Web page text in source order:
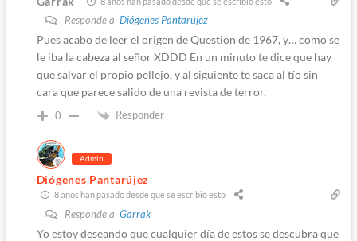
Responde a Diógenes Pantarújez
Pues acabo de leer el origen de Question de 1967, y… como se
le iba la cabeza al señor XDDD En un minuto te dice que hay
que salvar el propio pellejo, y al siguiente te saca al tío sin
cara que parece salido de una revista de terror.
0 Responder
Admin
Diógenes Pantarújez
8 años han pasado desde que se escribió esto
Responde a Garrak
Yo estoy deseando que cualquier día de estos se descubra que